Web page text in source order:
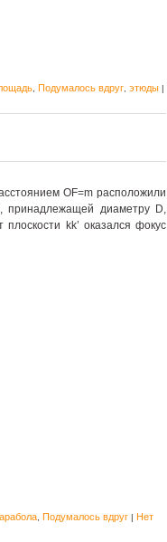
Подумалось вдруг этюды |
OF=m расположили
принадлежащей диаметру D,
kk’ оказался фокус
Подумалось вдруг | Нет